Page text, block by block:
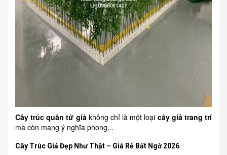
Cây trúc quân tử giả không chỉ là một loại cây giả trang trí
mà còn mang ý nghĩa phong...
Cây Trúc Giả Đẹp Như Thật – Giá Rẻ Bất Ngờ 2026